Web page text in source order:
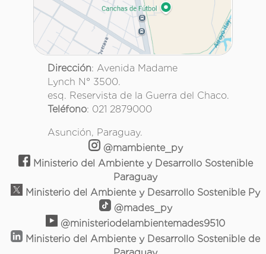
Dirección: Avenida Madame
Lynch N° 3500.
esq. Reservista de la Guerra del Chaco.
Teléfono: 021 2879000
Asunción, Paraguay.
@mambiente_py
Ministerio del Ambiente y Desarrollo Sostenible
Paraguay
Ministerio del Ambiente y Desarrollo Sostenible Py
@mades_py
@ministeriodelambientemades9510
Ministerio del Ambiente y Desarrollo Sostenible de